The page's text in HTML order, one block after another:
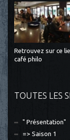
Retrouvez sur ce
café philo
TOUTES LES
" Présentation"
=> Saison 1